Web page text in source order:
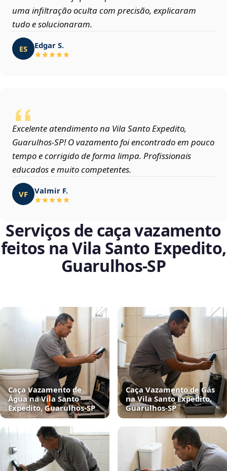
uma infiltração oculta com precisão, explicaram
tudo e solucionaram.
ES Edgar S.
Excelente atendimento na Vila Santo Expedito,
Guarulhos‑SP! O vazamento foi encontrado em pouco
tempo e corrigido de forma limpa. Profissionais
educados e muito competentes.
VF Valmir F.
Serviços de caça vazamento
feitos na Vila Santo Expedito,
Guarulhos‑SP
Caça Vazamento de
Água na Vila Santo
Expedito, Guarulhos‑SP
Caça Vazamento de Gás
na Vila Santo Expedito,
Guarulhos‑SP